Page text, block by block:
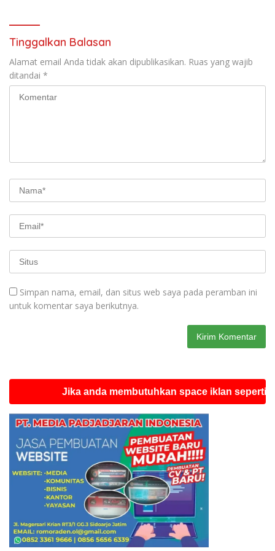
Tinggalkan Balasan
Alamat email Anda tidak akan dipublikasikan. Ruas yang wajib
ditandai *
Simpan nama, email, dan situs web saya pada peramban ini
untuk komentar saya berikutnya.
Jika anda membutuhkan space iklan seperti ini